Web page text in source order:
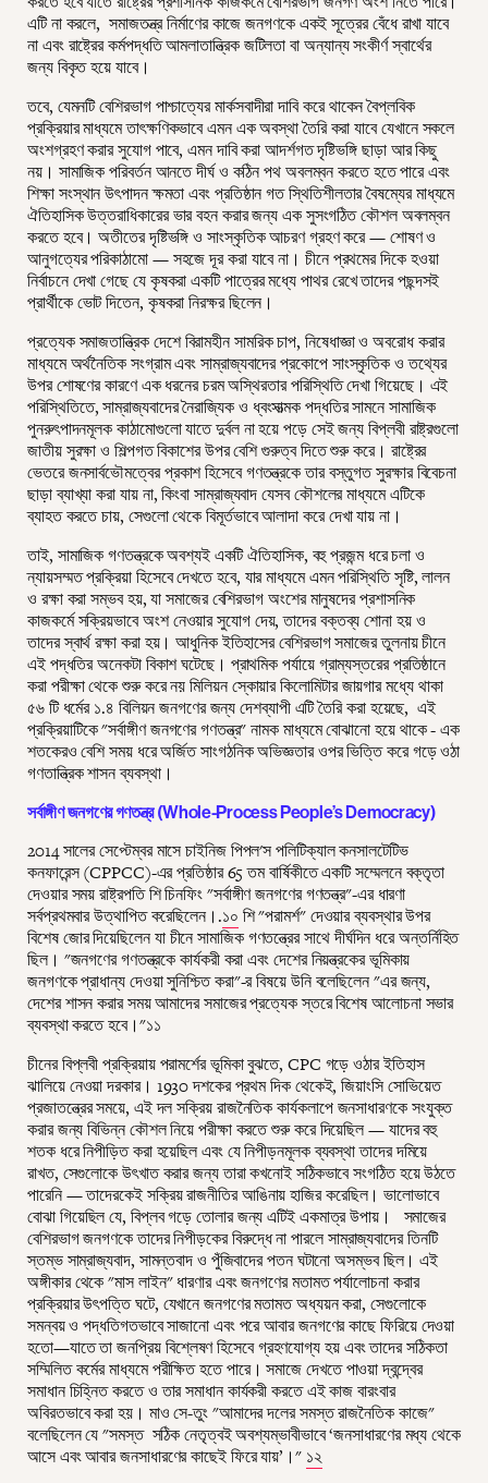
এটি না করলে, সমাজতন্ত্র নির্মাণের কাজে জনগণকে একই সূত্রের বেঁধে রাখা যাবে
না এবং রাষ্ট্রের কর্মপদ্ধতি আমলাতান্ত্রিক জটিলতা বা অন্যান্য সংকীর্ণ স্বার্থের
জন্য বিকৃত হয়ে যাবে।
তবে, যেমনটি বেশিরভাগ পাশ্চাত্যের মার্কসবাদীরা দাবি করে থাকেন বৈপ্লবিক
প্রক্রিয়ার মাধ্যমে তাৎক্ষণিকভাবে এমন এক অবস্থা তৈরি করা যাবে যেখানে সকলে
অংশগ্রহণ করার সুযোগ পাবে, এমন দাবি করা আদর্শগত দৃষ্টিভঙ্গি ছাড়া আর কিছু
নয়। সামাজিক পরিবর্তন আনতে দীর্ঘ ও কঠিন পথ অবলম্বন করতে হতে পারে এবং
শিক্ষা সংস্থান উৎপাদন ক্ষমতা এবং প্রতিষ্ঠান গত স্থিতিশীলতার বৈষম্যের মাধ্যমে
ঐতিহাসিক উত্তরাধিকারের ভার বহন করার জন্য এক সুসংগঠিত কৌশল অবলম্বন
করতে হবে। অতীতের দৃষ্টিভঙ্গি ও সাংস্কৃতিক আচরণ গ্রহণ করে — শোষণ ও
আনুগত্যের পরিকাঠামো — সহজে দূর করা যাবে না। চীনে প্রথমের দিকে হওয়া
নির্বাচনে দেখা গেছে যে কৃষকরা একটি পাত্রের মধ্যে পাথর রেখে তাদের পছন্দসই
প্রার্থীকে ভোট দিতেন, কৃষকরা নিরক্ষর ছিলেন।
প্রত্যেক সমাজতান্ত্রিক দেশে বিরামহীন সামরিক চাপ, নিষেধাজ্ঞা ও অবরোধ করার
মাধ্যমে অর্থনৈতিক সংগ্রাম এবং সাম্রাজ্যবাদের প্রকোপে সাংস্কৃতিক ও তথ্যের
উপর শোষণের কারণে এক ধরনের চরম অস্থিরতার পরিস্থিতি দেখা গিয়েছে। এই
পরিস্থিতিতে, সাম্রাজ্যবাদের নৈরাজ্যিক ও ধ্বংসাত্মক পদ্ধতির সামনে সামাজিক
পুনরুৎপাদনমূলক কাঠামোগুলো যাতে দুর্বল না হয়ে পড়ে সেই জন্য বিপ্লবী রাষ্ট্রগুলো
জাতীয় সুরক্ষা ও শিল্পগত বিকাশের উপর বেশি গুরুত্ব দিতে শুরু করে। রাষ্ট্রের
ভেতরে জনসার্বভৌমত্বের প্রকাশ হিসেবে গণতন্ত্রকে তার বস্তুগত সুরক্ষার বিবেচনা
ছাড়া ব্যাখ্যা করা যায় না, কিংবা সাম্রাজ্যবাদ যেসব কৌশলের মাধ্যমে এটিকে
ব্যাহত করতে চায়, সেগুলো থেকে বিমূর্তভাবে আলাদা করে দেখা যায় না।
তাই, সামাজিক গণতন্ত্রকে অবশ্যই একটি ঐতিহাসিক, বহু প্রজন্ম ধরে চলা ও
ন্যায়সম্মত প্রক্রিয়া হিসেবে দেখতে হবে, যার মাধ্যমে এমন পরিস্থিতি সৃষ্টি, লালন
ও রক্ষা করা সম্ভব হয়, যা সমাজের বেশিরভাগ অংশের মানুষদের প্রশাসনিক
কাজকর্মে সক্রিয়ভাবে অংশ নেওয়ার সুযোগ দেয়, তাদের বক্তব্য শোনা হয় ও
তাদের স্বার্থ রক্ষা করা হয়। আধুনিক ইতিহাসের বেশিরভাগ সমাজের তুলনায় চীনে
এই পদ্ধতির অনেকটা বিকাশ ঘটেছে। প্রাথমিক পর্যায়ে গ্রাম্যস্তরের প্রতিষ্ঠানে
করা পরীক্ষা থেকে শুরু করে নয় মিলিয়ন স্কোয়ার কিলোমিটার জায়গার মধ্যে থাকা
৫৬ টি ধর্মের ১.৪ বিলিয়ন জনগণের জন্য দেশব্যাপী এটি তৈরি করা হয়েছে, এই
প্রক্রিয়াটিকে "সর্বাঙ্গীণ জনগণের গণতন্ত্র" নামক মাধ্যমে বোঝানো হয়ে থাকে - এক
শতকেরও বেশি সময় ধরে অর্জিত সাংগঠনিক অভিজ্ঞতার ওপর ভিত্তি করে গড়ে ওঠা
গণতান্ত্রিক শাসন ব্যবস্থা।
সর্বাঙ্গীণ জনগণের গণতন্ত্র (Whole-Process People’s Democracy)
2014 সালের সেপ্টেম্বর মাসে চাইনিজ পিপল'স পলিটিক্যাল কনসালটেটিভ
কনফারেন্স (CPPCC)-এর প্রতিষ্ঠার 65 তম বার্ষিকীতে একটি সম্মেলনে বক্তৃতা
দেওয়ার সময় রাষ্ট্রপতি শি চিনফিং "সর্বাঙ্গীণ জনগণের গণতন্ত্র"-এর ধারণা
সর্বপ্রথমবার উত্থাপিত করেছিলেন।.১০ শি "পরামর্শ" দেওয়ার ব্যবস্থার উপর
বিশেষ জোর দিয়েছিলেন যা চীনে সামাজিক গণতন্ত্রের সাথে দীর্ঘদিন ধরে অন্তর্নিহিত
ছিল। "জনগণের গণতন্ত্রকে কার্যকরী করা এবং দেশের নিয়ন্ত্রকের ভূমিকায়
জনগণকে প্রাধান্য দেওয়া সুনিশ্চিত করা"-র বিষয়ে উনি বলেছিলেন "এর জন্য,
দেশের শাসন করার সময় আমাদের সমাজের প্রত্যেক স্তরে বিশেষ আলোচনা সভার
ব্যবস্থা করতে হবে।"১১
চীনের বিপ্লবী প্রক্রিয়ায় পরামর্শের ভূমিকা বুঝতে, CPC গড়ে ওঠার ইতিহাস
ঝালিয়ে নেওয়া দরকার। 1930 দশকের প্রথম দিক থেকেই, জিয়াংসি সোভিয়েত
প্রজাতন্ত্রের সময়ে, এই দল সক্রিয় রাজনৈতিক কার্যকলাপে জনসাধারণকে সংযুক্ত
করার জন্য বিভিন্ন কৌশল নিয়ে পরীক্ষা করতে শুরু করে দিয়েছিল — যাদের বহু
শতক ধরে নিপীড়িত করা হয়েছিল এবং যে নিপীড়নমূলক ব্যবস্থা তাদের দমিয়ে
রাখত, সেগুলোকে উৎখাত করার জন্য তারা কখনোই সঠিকভাবে সংগঠিত হয়ে উঠতে
পারেনি — তাদেরকেই সক্রিয় রাজনীতির আঙিনায় হাজির করেছিল। ভালোভাবে
বোঝা গিয়েছিল যে, বিপ্লব গড়ে তোলার জন্য এটিই একমাত্র উপায়। সমাজের
বেশিরভাগ জনগণকে তাদের নিপীড়কের বিরুদ্ধে না পারলে সাম্রাজ্যবাদের তিনটি
স্তম্ভ সাম্রাজ্যবাদ, সামন্তবাদ ও পুঁজিবাদের পতন ঘটানো অসম্ভব ছিল। এই
অঙ্গীকার থেকে "মাস লাইন" ধারণার এবং জনগণের মতামত পর্যালোচনা করার
প্রক্রিয়ার উৎপত্তি ঘটে, যেখানে জনগণের মতামত অধ্যয়ন করা, সেগুলোকে
সমন্বয় ও পদ্ধতিগতভাবে সাজানো এবং পরে আবার জনগণের কাছে ফিরিয়ে দেওয়া
হতো—যাতে তা জনপ্রিয় বিশ্লেষণ হিসেবে গ্রহণযোগ্য হয় এবং তাদের সঠিকতা
সম্মিলিত কর্মের মাধ্যমে পরীক্ষিত হতে পারে। সমাজে দেখতে পাওয়া দ্বন্দ্বের
সমাধান চিহ্নিত করতে ও তার সমাধান কার্যকরী করতে এই কাজ বারংবার
অবিরতভাবে করা হয়। মাও সে-তুং "আমাদের দলের সমস্ত রাজনৈতিক কাজে"
বলেছিলেন যে "সমস্ত সঠিক নেতৃত্বই অবশ্যম্ভাবীভাবে ‘জনসাধারণের মধ্য থেকে
আসে এবং আবার জনসাধারণের কাছেই ফিরে যায়’।" ১২